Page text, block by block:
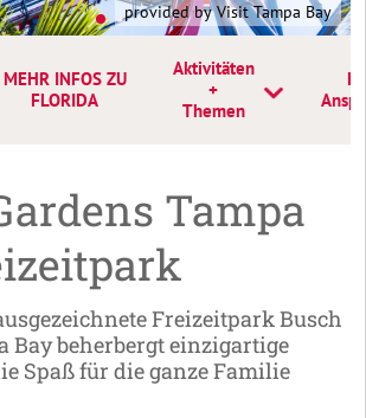
provided by Visit Tampa Bay
MEHR INFOS ZU
FLORIDA
Aktivitäten
+
Themen
Tampa
Freizeitpark Busch
Bay beherbergt einzigartige
Spaß für die ganze Familie